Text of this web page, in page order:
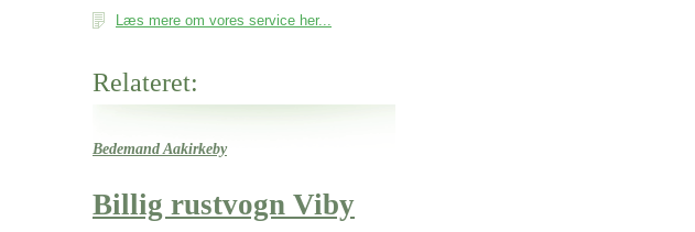
Læs mere om vores service her...
Relateret:
Bedemand Aakirkeby
Billig rustvogn Viby